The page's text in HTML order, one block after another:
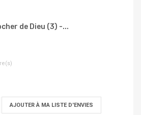
de Dieu (3) -...
AJOUTER À MA LISTE D'ENVIES